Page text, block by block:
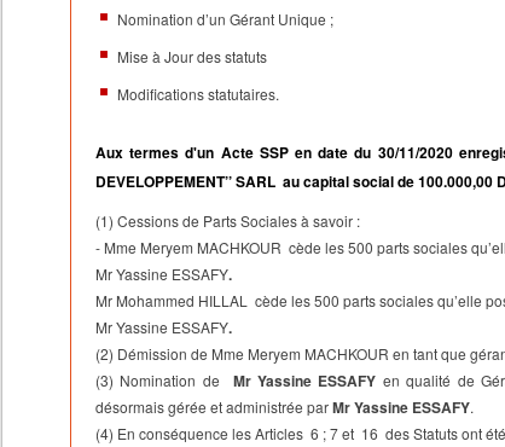
Nomination d’un Gérant Unique ;
Mise à Jour des statuts
Modifications statutaires.
Aux termes d'un Acte SSP en date du 30/11/2020
DEVELOPPEMENT’’ SARL au capital social de
(1) Cessions de Parts Sociales à savoir :
- Mme Meryem MACHKOUR cède les 500 parts sociales
Mr Yassine ESSAFY.
Mr Mohammed HILLAL cède les 500 parts sociales qu’elle
Mr Yassine ESSAFY.
(2) Démission de Mme Meryem MACHKOUR en tant que
(3) Nomination de
Mr Yassine ESSAFY en qualité de
désormais gérée et administrée parMr Yassine ESSAFY.
(4) En conséquence les Articles 6 ; 7 et 16 des Statuts ont